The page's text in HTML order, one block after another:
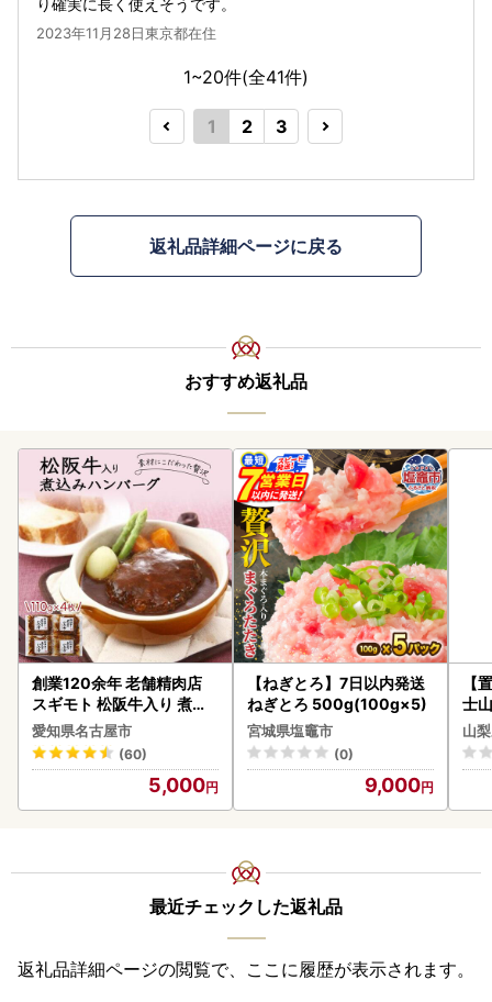
り確実に長く使えそうです。
2023年11月28日東京都在住
1~20件(全41件)
1 2 3
返礼品詳細ページに戻る
おすすめ返礼品
創業120余年 老舗精肉店
スギモト 松阪牛入り 煮込
み ハンバーグ 110g×4枚
惣菜 お取り寄せ グルメ ハ
ンバーグ 冷凍
愛知県名古屋市
(60)
5,000
【ねぎとろ】7日以内発送
ねぎとろ 500g(100g×5)
宮城県塩竈市
(0)
9,000
【
士
山
最近チェックした返礼品
返礼品詳細ページの閲覧で、ここに履歴が表示されます。